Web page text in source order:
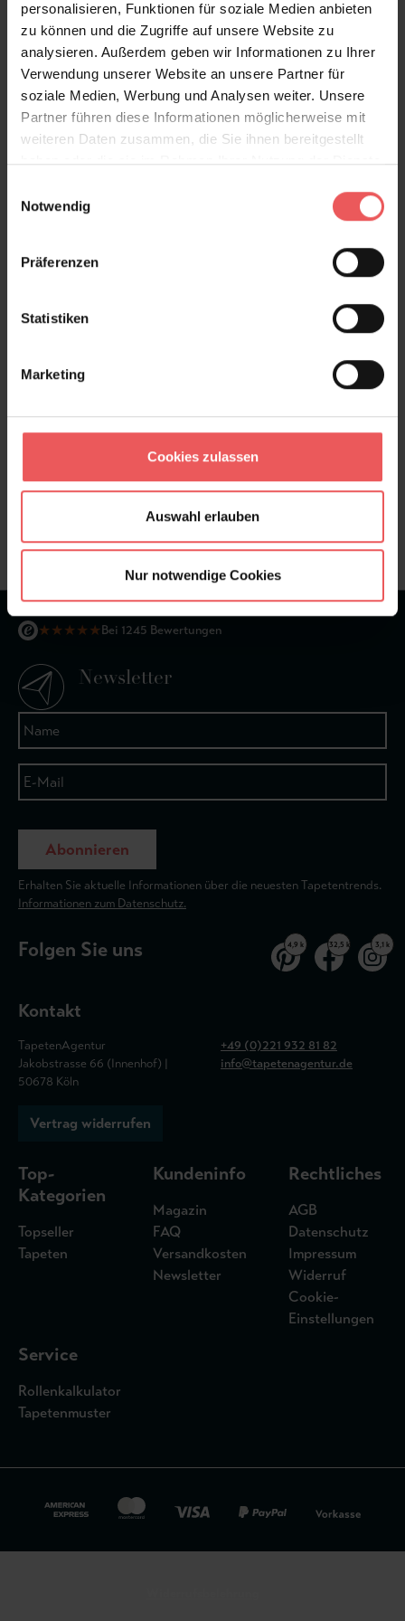
personalisieren, Funktionen für soziale Medien anbieten
zu können und die Zugriffe auf unsere Website zu
analysieren. Außerdem geben wir Informationen zu Ihrer
Verwendung unserer Website an unsere Partner für
soziale Medien, Werbung und Analysen weiter. Unsere
Partner führen diese Informationen möglicherweise mit
weiteren Daten zusammen, die Sie ihnen bereitgestellt
haben oder die sie im Rahmen Ihrer Nutzung der Dienste
Notwendig
Präferenzen
Statistiken
Marketing
Cookies zulassen
Auswahl erlauben
Nur notwendige Cookies
sondern schafft auch eine einladende Atmosphäre in
jedem Raum. Perfekt für gemütliche Wohnzimmer,
elegante Schlafzimmer oder einladende Flure, verleiht
sie jedem Raum einen Hauch von nostalgischer
Schönheit und zeitloser Eleganz. Tauchen Sie ein in
die verträumte Welt vergangener Zeiten und
verwandeln Sie Ihre Räume mit der Boudoir-Tapete
FAQ
★ ★ ★ ★ ★Bei 1245 Bewertungen
Newsletter
Abonnieren
Erhalten Sie aktuelle Informationen über die neuesten Tapetentrends.
Informationen zum Datenschutz.
Folgen Sie uns 4,9 k 32,5 k 3,1 k
Kontakt
TapetenAgentur
Jakobstrasse 66 (Innenhof) |
50678 Köln
+49 (0)221 932 81 82
info@tapetenagentur.de
Vertrag widerrufen
Top-
Kategorien
Topseller
Tapeten
Kundeninfo
Magazin
FAQ
Versandkosten
Newsletter
Rechtliches
AGB
Datenschutz
Impressum
Widerruf
Cookie-
Einstellungen
Service
Rollenkalkulator
Tapetenmuster